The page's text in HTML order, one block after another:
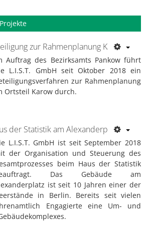
zur Rahmenplanung Karow
Auftrag des Bezirksamts Pankow führt
L.I.S.T. GmbH seit Oktober 2018 ein
zur Rahmenplanung
Ortsteil Karow durch.
der Statistik am Alexanderplatz
L.I.S.T. GmbH ist seit September 2018
der Organisation und Steuerung des
beim Haus der Statistik
Das Gebäude am
ist seit 10 Jahren einer der
in Berlin. Bereits seit vielen
Engagierte eine Um- und